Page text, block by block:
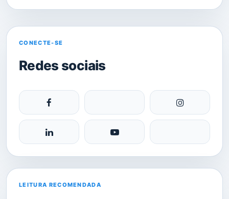
CONECTE-SE
Redes sociais
LEITURA RECOMENDADA